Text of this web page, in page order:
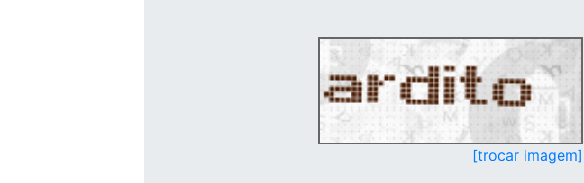
[trocar imagem]